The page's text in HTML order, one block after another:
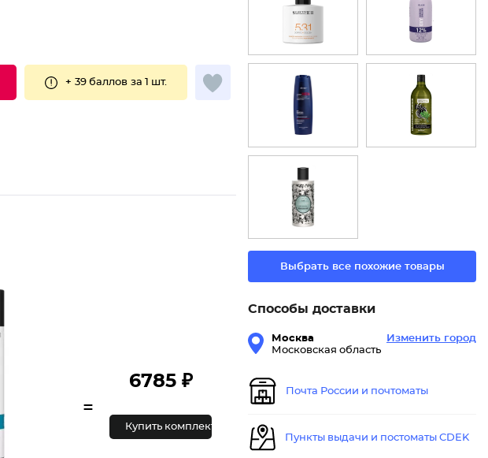
+ 39 баллов за 1 шт.
=
6785 ₽
Купить комплект
Выбрать все похожие товары
Способы доставки
Москва
Московская область
Изменить город
Почта России и почтоматы
Пункты выдачи и постоматы CDEK